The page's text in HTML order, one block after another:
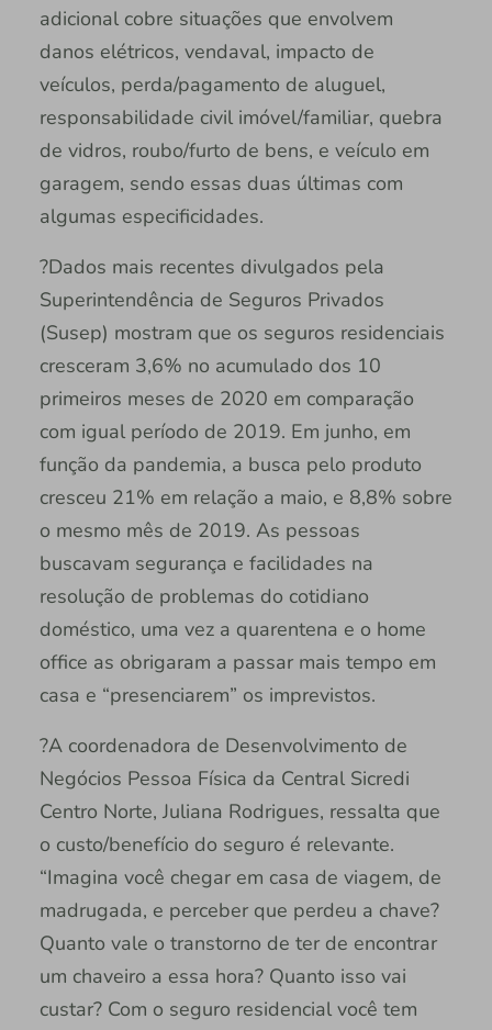
adicional cobre situações que envolvem
danos elétricos, vendaval, impacto de
veículos, perda/pagamento de aluguel,
responsabilidade civil imóvel/familiar, quebra
de vidros, roubo/furto de bens, e veículo em
garagem, sendo essas duas últimas com
algumas especificidades.
?Dados mais recentes divulgados pela
Superintendência de Seguros Privados
(Susep) mostram que os seguros residenciais
cresceram 3,6% no acumulado dos 10
primeiros meses de 2020 em comparação
com igual período de 2019. Em junho, em
função da pandemia, a busca pelo produto
cresceu 21% em relação a maio, e 8,8% sobre
o mesmo mês de 2019. As pessoas
buscavam segurança e facilidades na
resolução de problemas do cotidiano
doméstico, uma vez a quarentena e o home
office as obrigaram a passar mais tempo em
casa e “presenciarem” os imprevistos.
?A coordenadora de Desenvolvimento de
Negócios Pessoa Física da Central Sicredi
Centro Norte, Juliana Rodrigues, ressalta que
o custo/benefício do seguro é relevante.
“Imagina você chegar em casa de viagem, de
madrugada, e perceber que perdeu a chave?
Quanto vale o transtorno de ter de encontrar
um chaveiro a essa hora? Quanto isso vai
custar? Com o seguro residencial você tem